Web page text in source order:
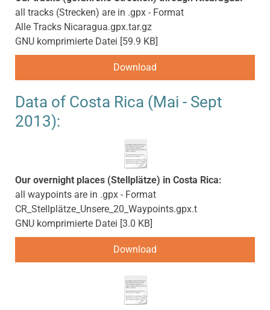
all tracks (Strecken) are in .gpx - Format
Alle Tracks Nicaragua.gpx.tar.gz
GNU komprimierte Datei 59.9 KB
Download
Data of Costa Rica (Mai - Sept
2013):
Our overnight places (Stellplätze) in Costa Rica:
all waypoints are in .gpx - Format
CR_Stellplätze_Unsere_20_Waypoints.gpx.t
GNU komprimierte Datei 3.0 KB
Download